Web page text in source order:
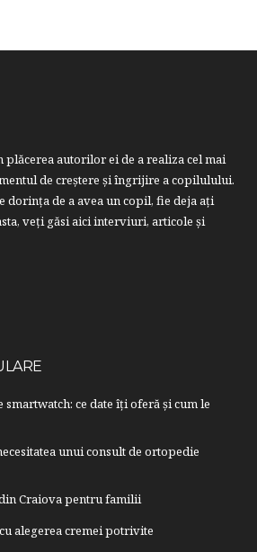
plăcerea autorilor ei de a realiza cel mai
de creştere şi îngrijire a copilulului.
dorinţa de a avea un copil, fie deja aţi
veți găsi aici interviuri, articole şi
smartwatch: ce date îți oferă și cum le
unui consult de ortopedie
Craiova pentru familii
alegerea cremei potrivite